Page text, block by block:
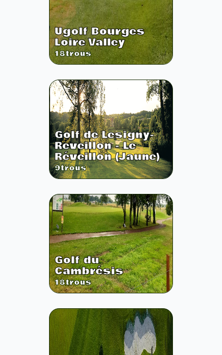
Ugolf Bourges
Loire Valley
18trous
Golf de Lesigny-
Reveillon - Le
Réveillon (Jaune)
9trous
Golf du
Cambrésis
18trous